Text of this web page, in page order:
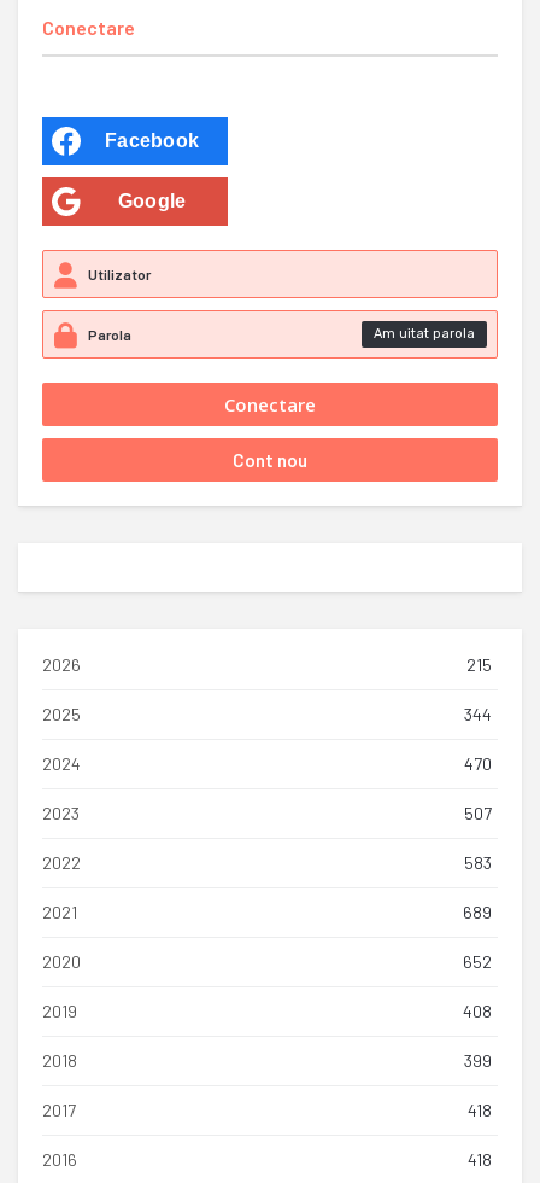
Conectare
Facebook
Google
Am uitat parola
2026 215
2025 344
2024 470
2023 507
2022 583
2021 689
2020 652
2019 408
2018 399
2017 418
2016 418